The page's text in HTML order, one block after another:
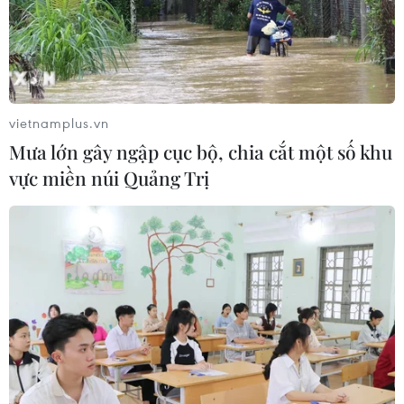
04/08/2026 15:54
Pháp ghi nhận tháng 7 nóng nhất
trong lịch sử
04/08/2026 15:17
Tây Ban Nha phát trực tiếp nhật thực
toàn phần từ độ cao 9.000 m
04/08/2026 13:23
Xem thêm
vietnamplus.vn
Mưa lớn gây ngập cục bộ, chia cắt một số khu
vực miền núi Quảng Trị